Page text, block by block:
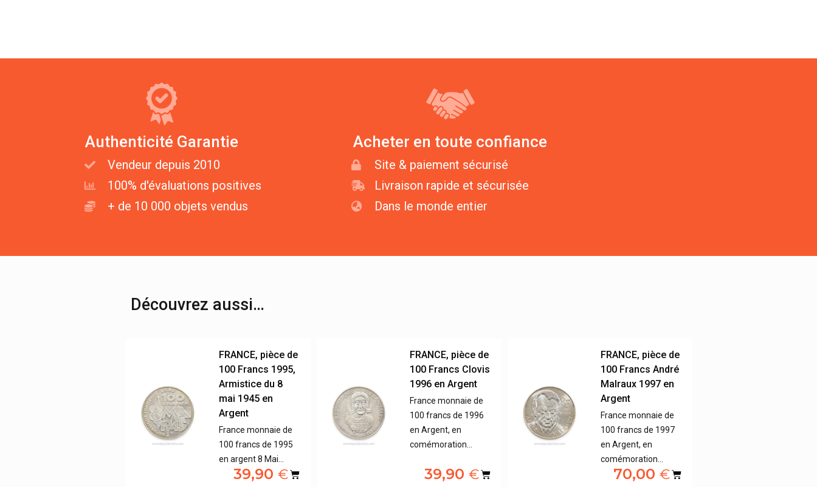
Authenticité Garantie
Vendeur depuis 2010
100% d'évaluations positives
+ de 10 000 objets vendus
Acheter en toute confiance
Site & paiement sécurisé
Livraison rapide et sécurisée
Dans le monde entier
Découvrez aussi…
FRANCE, pièce de
100 Francs 1995,
Armistice du 8
mai 1945 en
Argent
France monnaie de
100 francs de 1995
en argent 8 Mai…
39,90 €
FRANCE, pièce de
100 Francs Clovis
1996 en Argent
France monnaie de
100 francs de 1996
en Argent, en
comémoration…
39,90 €
FRANCE, pièce de
100 Francs André
Malraux 1997 en
Argent
France monnaie de
100 francs de 1997
en Argent, en
comémoration…
70,00 €